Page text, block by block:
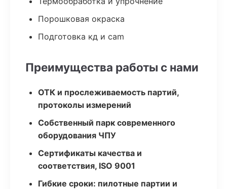
Порошковая окраска
Подготовка кд и cam
Преимущества работы с нами
ОТК и прослеживаемость партий,
протоколы измерений
Собственный парк современного
оборудования ЧПУ
Сертификаты качества и
соответствия, ISO 9001
Гибкие сроки: пилотные партии и